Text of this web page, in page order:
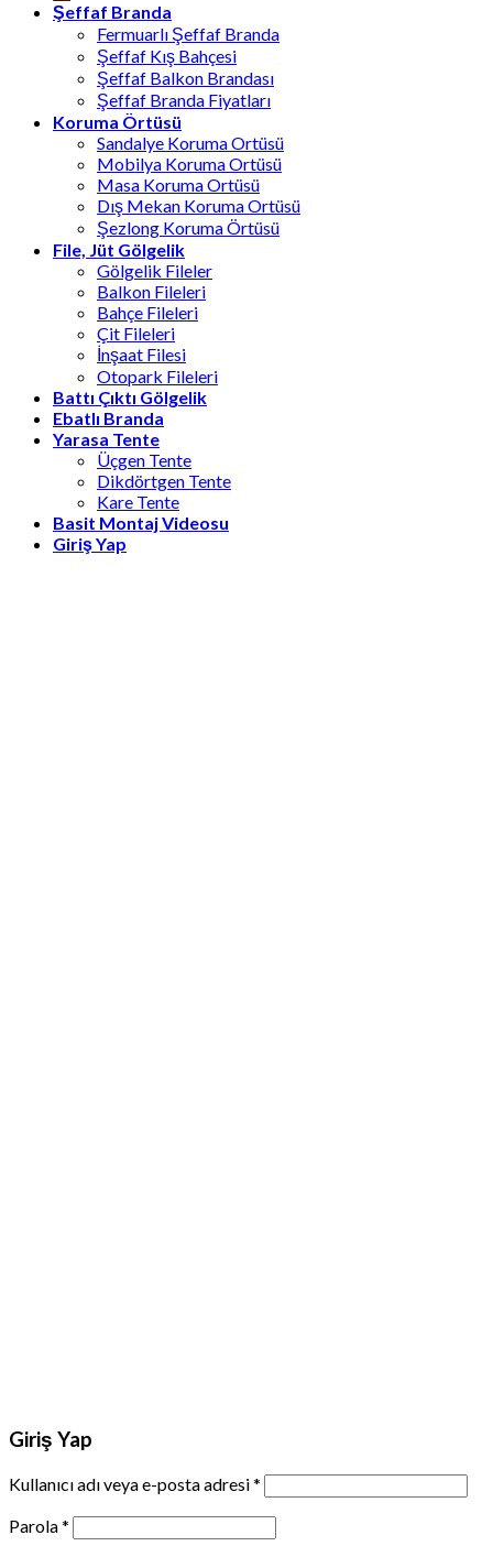
Şeffaf Branda
Fermuarlı Şeffaf Branda
Şeffaf Kış Bahçesi
Şeffaf Balkon Brandası
Şeffaf Branda Fiyatları
Koruma Örtüsü
Sandalye Koruma Ortüsü
Mobilya Koruma Ortüsü
Masa Koruma Ortüsü
Dış Mekan Koruma Ortüsü
Şezlong Koruma Örtüsü
File, Jüt Gölgelik
Gölgelik Fileler
Balkon Fileleri
Bahçe Fileleri
Çit Fileleri
İnşaat Filesi
Otopark Fileleri
Battı Çıktı Gölgelik
Ebatlı Branda
Yarasa Tente
Üçgen Tente
Dikdörtgen Tente
Kare Tente
Basit Montaj Videosu
Giriş Yap
Giriş Yap
Kullanıcı adı veya e-posta adresi*
Parola*